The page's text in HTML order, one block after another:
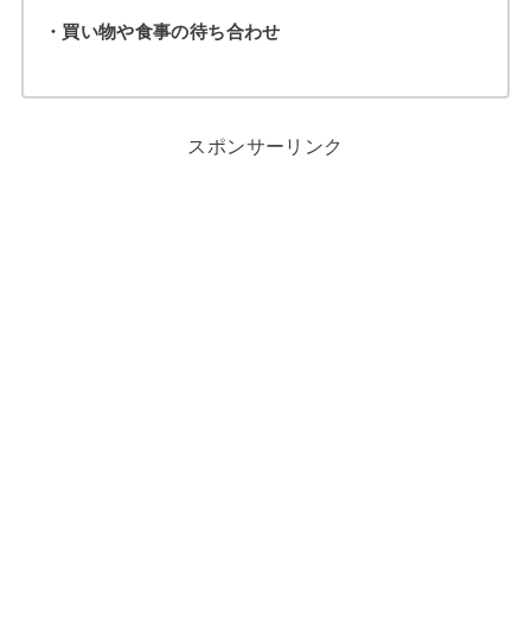
・買い物や食事の待ち合わせ
スポンサーリンク